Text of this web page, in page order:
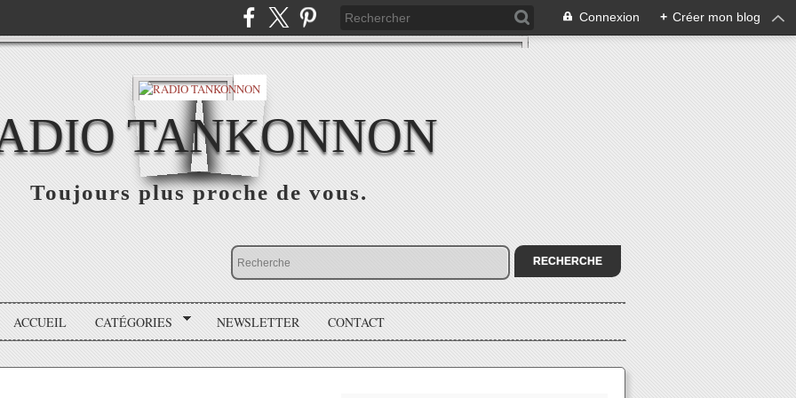
Connexion + Créer mon blog
TANKONNON
Toujours plus proche de vous.
ACCUEIL CATÉGORIES NEWSLETTER CONTACT